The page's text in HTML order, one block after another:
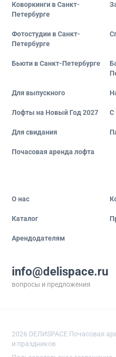
Коворкинги в Санкт-
Петербурге
Фотостудии в Санкт-
Петербурге
Бьюти в Санкт-Петербурге
Для выпускного
Лофты на Новый Год 2027 С
Для свидания
Почасовая аренда лофта
О нас
Каталог
Арендодателям
info@delispace.ru
вопросы и предложения
2026 DEЛИSPACE Почасовая
и праздников